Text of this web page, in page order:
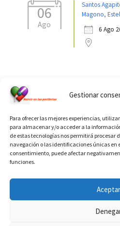
Gestionar
Para ofrecer las mejores experiencias,
para almacenar y/o acceder a la
de estas tecnologías nos permitirá procesar
navegación o las identificaciones únicas en
consentimiento, puede afectar
funciones.
Aceptar
06
Ago
Santos
Magono,
6 Ago